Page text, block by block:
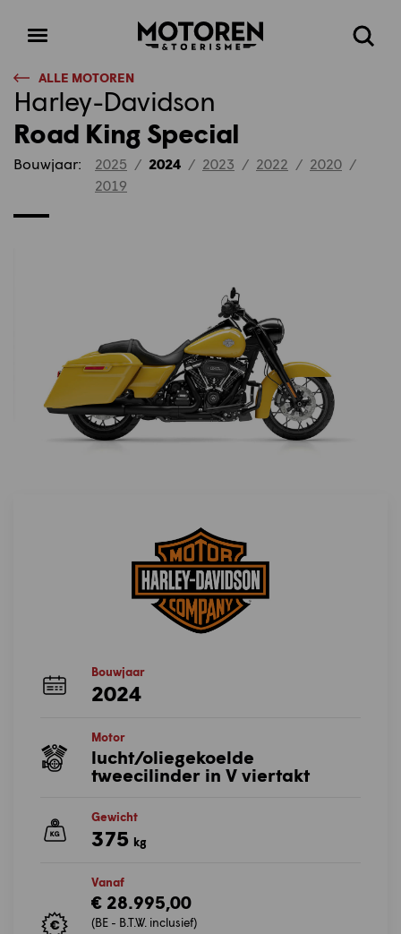
Open
Homepage Zoeken
ALLE MOTOREN
Harley-Davidson
Road King Special
Bouwjaar: 2025 / 2024 / 2023 / 2022 / 2020 /
2019
Bouwjaar
2024
Motor
lucht/oliegekoelde
tweecilinder in V viertakt
Gewicht
375 kg
Vanaf
€ 28.995,00
(BE - B.T.W. inclusief)